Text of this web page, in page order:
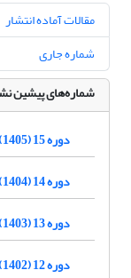
مقالات آماده انتشار
شماره جاری
شماره‌های پیشین
دوره 15 (1405)
دوره 14 (1404)
دوره 13 (1403)
دوره 12 (1402)